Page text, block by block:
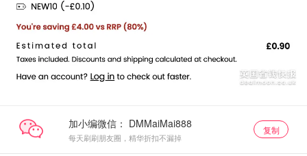
加小编微信：
每天刷刷朋友圈，精华折扣不漏掉
复制